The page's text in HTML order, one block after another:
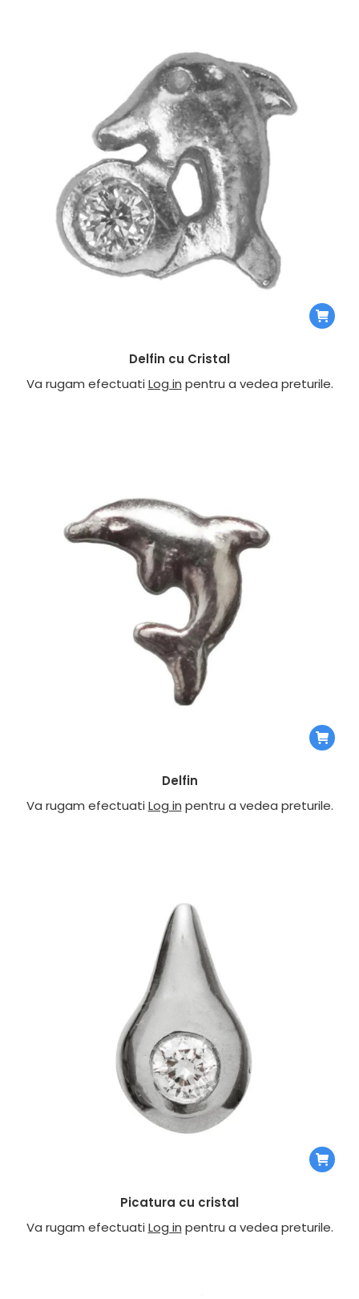
Delfin cu Cristal
Va rugam efectuati Log in pentru a vedea preturile.
Delfin
Va rugam efectuati Log in pentru a vedea preturile.
Picatura cu cristal
Va rugam efectuati Log in pentru a vedea preturile.